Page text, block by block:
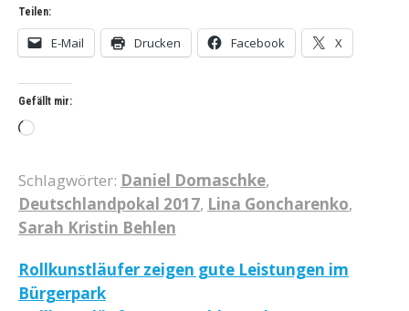
Teilen:
E-Mail Drucken Facebook X
Gefällt mir:
Wird
Schlagwörter: Daniel Domaschke,
Deutschlandpokal 2017, Lina Goncharenko,
Sarah Kristin Behlen
Beitragsnavigation
Rollkunstläufer zeigen gute Leistungen im
Bürgerpark